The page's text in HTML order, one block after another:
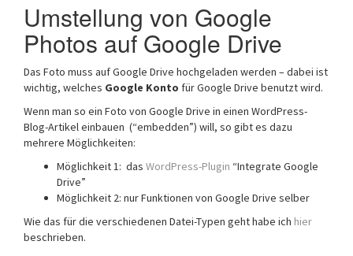
Umstellung von Google
Photos auf Google Drive
Das Foto muss auf Google Drive hochgeladen werden – dabei ist
wichtig, welches Google Konto für Google Drive benutzt wird.
Wenn man so ein Foto von Google Drive in einen WordPress-
Blog-Artikel einbauen (“embedden”) will, so gibt es dazu
mehrere Möglichkeiten:
Möglichkeit 1: das WordPress-Plugin “Integrate Google
Drive”
Möglichkeit 2: nur Funktionen von Google Drive selber
Wie das für die verschiedenen Datei-Typen geht habe ich hier
beschrieben.